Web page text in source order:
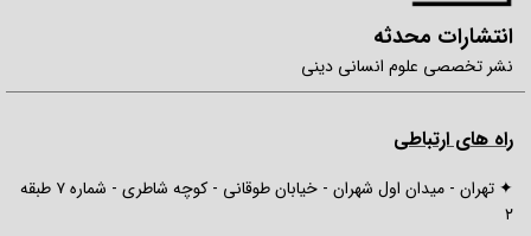
انتشارات محدثه
نشر تخصصی علوم انسانی دینی
راه های ارتباطی
✦ تهران - میدان اول شهران - خیابان طوقانی - کوچە شاطری - شمارە ٧ طبقه
٢